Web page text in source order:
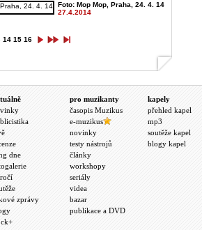
Foto: Mop Mop, Praha, 24. 4. 14
27.4.2014
14 15 16
dne
zprávy
pro muzikanty
časopis Muzikus
e-muzikus
novinky
testy nástrojů
články
workshopy
seriály
videa
bazar
publikace a DVD
kapely
přehled kapel
mp3
soutěže kapel
blogy kapel